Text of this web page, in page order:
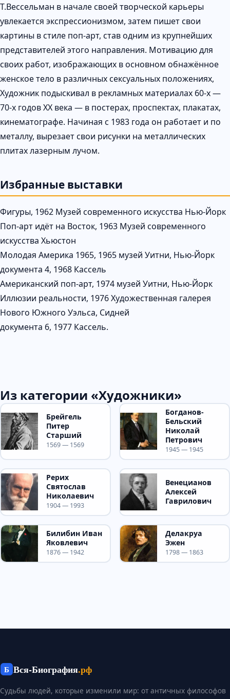
Т.Вессельман в начале своей творческой карьеры
увлекается экспрессионизмом, затем пишет свои
картины в стиле поп-арт, став одним из крупнейших
представителей этого направления. Мотивацию для
своих работ, изображающих в основном обнажённое
женское тело в различных сексуальных положениях,
Художник подыскивал в рекламных материалах 60-х —
70-х годов XX века — в постерах, проспектах, плакатах,
кинематографе. Начиная с 1983 года он работает и по
металлу, вырезает свои рисунки на металлических
плитах лазерным лучом.
Избранные выставки
Фигуры, 1962 Музей современного искусства Нью-Йорк
Поп-арт идёт на Восток, 1963 Музей современного
искусства Хьюстон
Молодая Америка 1965, 1965 музей Уитни, Нью-Йорк
документа 4, 1968 Кассель
Американский поп-арт, 1974 музей Уитни, Нью-Йорк
Иллюзии реальности, 1976 Художественная галерея
Нового Южного Уэльса, Сидней
документа 6, 1977 Кассель.
Из категории «Художники»
Брейгель
Питер
Старший
1569 — 1569
Богданов-
Бельский
Николай
Петрович
1945 — 1945
Рерих
Святослав
Николаевич
1904 — 1993
Венецианов
Алексей
Гаврилович
Билибин Иван
Яковлевич
1876 — 1942
Делакруа
Эжен
1798 — 1863
Б Вся-Биография.рф
Судьбы людей, которые изменили мир: от античных философов